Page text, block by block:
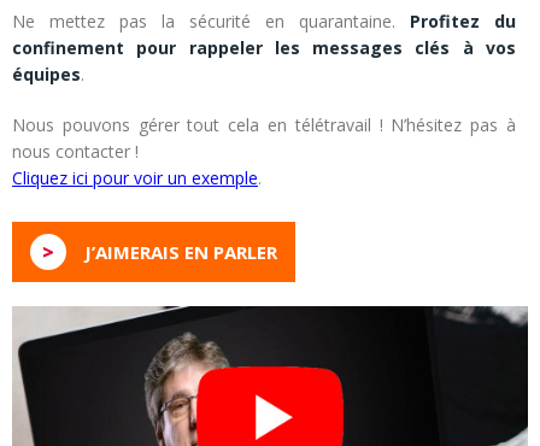
Ne mettez pas la sécurité en quarantaine. Profitez du
confinement pour rappeler les messages clés à vos
équipes.
Nous pouvons gérer tout cela en télétravail ! N’hésitez pas à
nous contacter !
Cliquez ici pour voir un exemple.
> J’AIMERAIS EN PARLER